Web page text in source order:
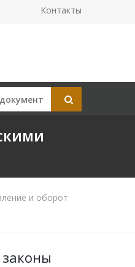
Контакты
и оборот